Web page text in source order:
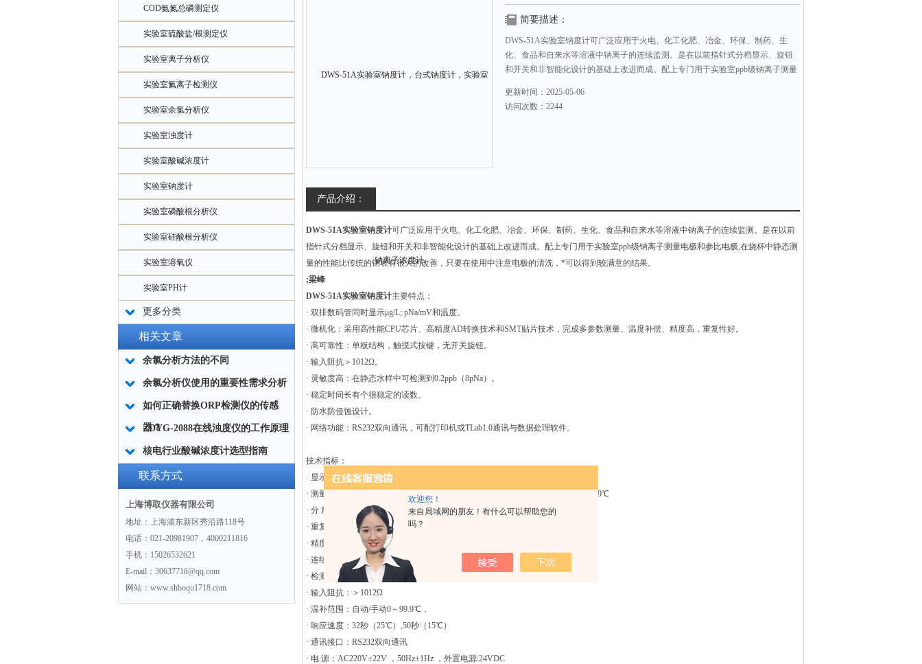
欢迎您！
来自局域网的朋友！有什么可以帮助您的
吗？
COD氨氮总磷测定仪
实验室硫酸盐/根测定仪
实验室离子分析仪
实验室氟离子检测仪
实验室余氯分析仪
实验室浊度计
实验室酸碱浓度计
实验室钠度计
实验室磷酸根分析仪
实验室硅酸根分析仪
实验室溶氧仪
实验室PH计
更多分类
相关文章
余氯分析方法的不同
余氯分析仪使用的重要性需求分析
如何正确替换ORP检测仪的传感
器？
ZDYG-2088在线浊度仪的工作原理
核电行业酸碱浓度计选型指南
（2026）：核电站水汽系统监测方
联系方式
上海博取仪器有限公司
地址：上海浦东新区秀沿路118号
电话：021-20981907，4000211816
手机：15026532621
E-mail：30637718@qq.com
网站：www.shboqu1718.com
简要描述：
DWS-51A实验室钠度计可广泛应用于火电、化工化肥、冶金、环保、制药、生
化、食品和自来水等溶液中钠离子的连续监测。是在以前指针式分档显示、旋钮
和开关和非智能化设计的基础上改进而成。配上专门用于实验室ppb级钠离子测量
;梁峰
更新时间：2025-05-06
访问次数：2244
产品介绍：
DWS-51A实验室钠度计可广泛应用于火电、化工化肥、冶金、环保、制药、生化、食品和自来水等溶液中钠离子的连续监测。是在以前
指针式分档显示、旋钮和开关和非智能化设计的基础上改进而成。配上专门用于实验室ppb级钠离子测量电极和参比电极,在烧杯中静态测
量的性能比传统的钠表有很大的改善，只要在使用中注意电极的清洗，*可以得到较满意的结果。
;梁峰
DWS-51A实验室钠度计主要特点：
· 双排数码管同时显示μg/L; pNa/mV和温度。
· 微机化：采用高性能CPU芯片、高精度AD转换技术和SMT贴片技术，完成多参数测量、温度补偿、精度高，重复性好。
· 高可靠性：单板结构，触摸式按键，无开关旋钮。
· 输入阻抗＞1012Ω。
· 灵敏度高：在静态水样中可检测到0.2ppb（8pNa）。
· 稳定时间长有个很稳定的读数。
· 防水防侵蚀设计。
· 网络功能：RS232双向通讯，可配打印机或TLab1.0通讯与数据处理软件。
技术指标：
· 显示方式：双排数码管同时显示
· 测量范围：0.2ｕg/L～23000mg/L，0.00 Pa～8.00 Pa，-1000～+1000 mV， 0～99.9℃
· 分 辨 率：0.1ｕg/L ; 0.1 mV，0.1℃
· 重复性：读数的±2.5%
· 精度：读数的±2.5%，±0.2 mV，±0.3℃
· 连续稳定时间：＞100秒
· 检测下限：0.2ｕg/L（8pNa）
· 输入阻抗：＞1012Ω
· 温补范围：自动/手动0～99.9℃，
· 响应速度：32秒（25℃）,50秒（15℃）
· 通讯接口：RS232双向通讯
· 电 源：AC220V±22V ，50Hz±1Hz ，外置电源:24VDC